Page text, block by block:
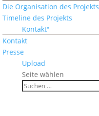
Die Organisation des Projekts
Timeline des Projekts
Kontakt
Kontakt
Presse
Upload
Seite wählen